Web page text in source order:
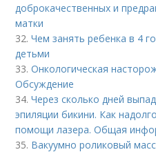
доброкачественных и
матки
32.Чем занять ребенка в 4
детьми
33.Онкологическая
Обсуждение
34.Через сколько дней
эпиляции бикини. Как
помощи лазера. Общая
35. Вакуумно роликовый